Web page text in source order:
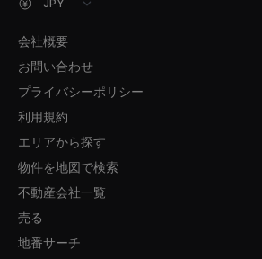
会社概要
お問い合わせ
プライバシーポリシー
利用規約
エリアから探す
物件を地図で検索
不動産会社一覧
売る
地番サーチ